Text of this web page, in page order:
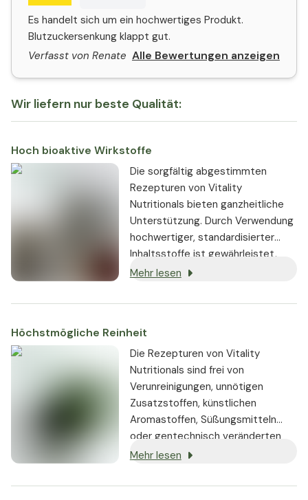
Es handelt sich um ein hochwertiges Produkt.
Blutzuckersenkung klappt gut.
Verfasst von Renate Alle Bewertungen anzeigen
Wir liefern nur beste Qualität:
Hoch bioaktive Wirkstoffe
Die sorgfältig abgestimmten
Rezepturen von Vitality
Nutritionals bieten ganzheitliche
Unterstützung. Durch Verwendung
hochwertiger, standardisierter
Inhaltsstoffe ist gewährleistet,
dass sie stets in gleichbleibender,
enthalten sind.
Mehr lesen
Höchstmögliche Reinheit
Die Rezepturen von Vitality
Nutritionals sind frei von
Verunreinigungen, unnötigen
Zusatzstoffen, künstlichen
Aromastoffen, Süßungsmitteln
oder gentechnisch veränderten
Substanzen. Wo immer möglich,
Zutaten verwendet.
Mehr lesen